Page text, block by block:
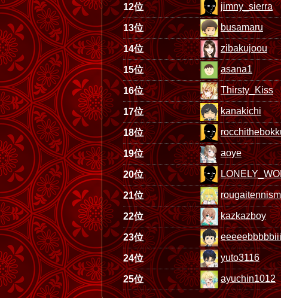
12位 jimny_sierra
13位 busamaru
14位 zibakujoou
15位 asana1
16位 Thirsty_Kiss
17位 kanakichi
18位
19位 aoye
20位
21位
22位 kazkazboy
23位
24位 yuto3116
25位 ayuchin1012